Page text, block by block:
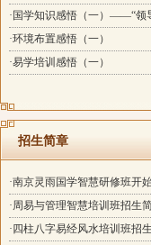
·国学知识感悟（一）——“领
·环境布置感悟（一）
·易学培训感悟（一）
招生简章
·南京灵雨国学智慧研修班开
·周易与管理智慧培训班招生
·四柱八字易经风水培训班招